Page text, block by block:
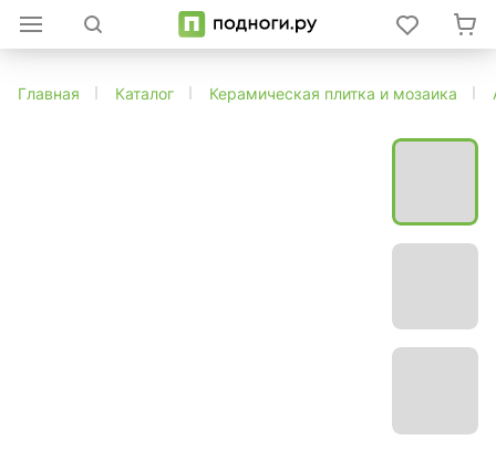
Главная Каталог Керамическая плитка и мозаика